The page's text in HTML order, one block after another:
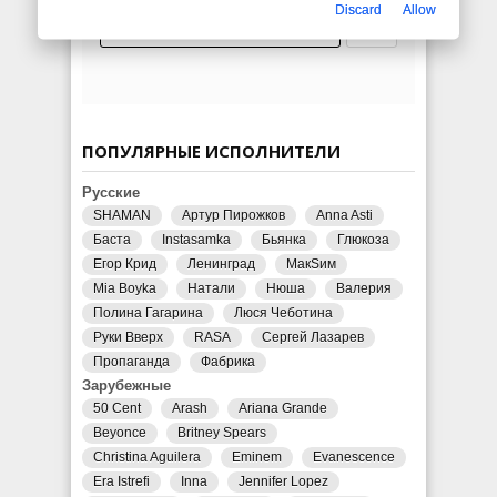
ПОПУЛЯРНЫЕ ИСПОЛНИТЕЛИ
Русские
SHAMAN Артур Пирожков
Anna Asti
Баста
Instasamka Бьянка
Глюкоза
Егор Крид
Ленинград
МакSим
Mia Boyka
Натали Нюша
Валерия
Полина Гагарина
Люся Чеботина
Руки Вверх
RASA
Сергей Лазарев
Пропаганда
Фабрика
Зарубежные
50 Cent Arash
Ariana Grande
Beyonce
Britney Spears
Christina Aguilera
Eminem
Evanescence
Era Istrefi
Inna Jennifer Lopez
Discard Allow